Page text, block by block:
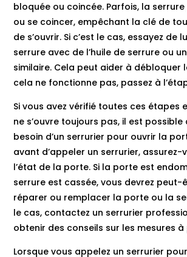
bloquée ou coincée. Parfois, la
ou se coincer, empêchant la clé de
de s’ouvrir. Si c’est le cas, essayez de
serrure avec de l’huile de serrure ou
similaire. Cela peut aider à débloquer
cela ne fonctionne pas, passez à
Si vous avez vérifié toutes ces étapes
ne s’ouvre toujours pas, il est possible
besoin d’un serrurier pour ouvrir la
avant d’appeler un serrurier, assurez-
l’état de la porte. Si la porte est
serrure est cassée, vous devrez peut-
réparer ou remplacer la porte ou la
le cas, contactez un serrurier
obtenir des conseils sur les mesures à
Lorsque vous appelez un serrurier